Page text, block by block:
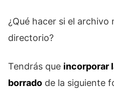
¿Qué hacer si el archivo
directorio?
Tendrás que incorporar
borrado de la siguiente